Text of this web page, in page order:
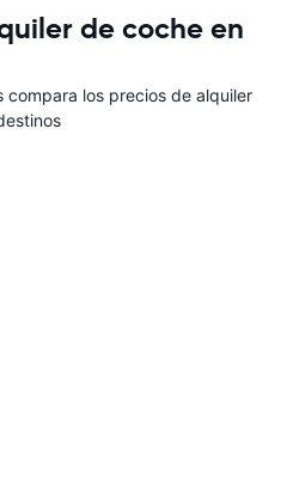
de coche en
compara los precios de alquiler